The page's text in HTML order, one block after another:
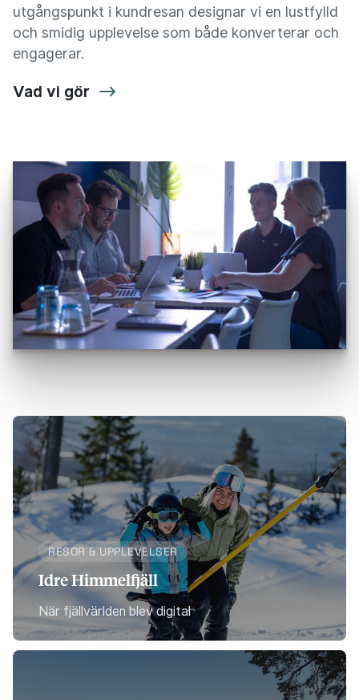
utgångspunkt i kundresan designar vi en lustfylld
och smidig upplevelse som både konverterar och
engagerar.
Vad vi gör
RESOR & UPPLEVELSER
Idre Himmelfjäll
När fjällvärlden blev digital